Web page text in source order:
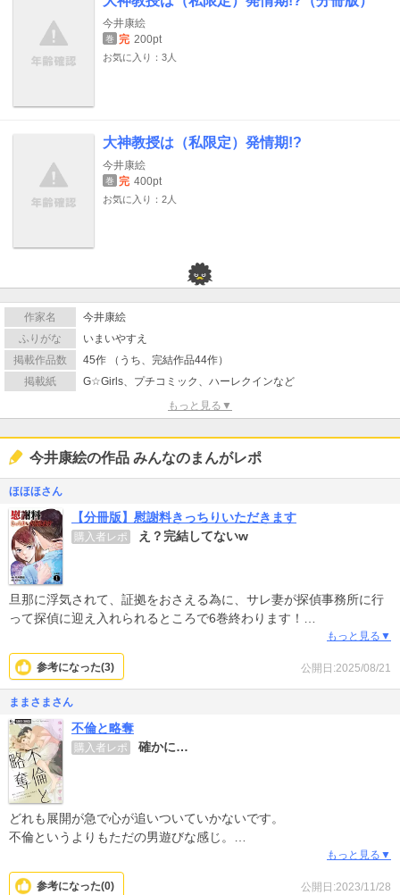
今井康絵
巻 完 200pt
お気に入り：3人
大神教授は（私限定）発情期!?
今井康絵
巻 完 400pt
お気に入り：2人
作家名
今井康絵
ふりがな
いまいやすえ
掲載作品数
45作 （うち、完結作品44作）
掲載紙
G☆Girls、プチコミック、ハーレクインなど
もっと見る▼
今井康絵の作品 みんなのまんがレポ
ほほほさん
【分冊版】慰謝料きっちりいただきます
購入者レポ え？完結してないw
旦那に浮気されて、証拠をおさえる為に、サレ妻が探偵事務所に行
って探偵に迎え入れられるところで6巻終わります！
全然完結してないというか、まだだれと浮気してるかもわかってな
いので始まってもいないと言ったら変だけど、そのレベルです。
本当にこれで完結ならポイント返してほしい！！！！
ここで終わるなら何見せられたの？ってレベル
もっと見る▼
公開日:2025/08/21
参考になった(3)
ままさまさん
不倫と略奪
購入者レポ 確かに…
どれも展開が急で心が追いついていかないです。
不倫というよりもただの男遊びな感じ。
もっと見る▼
公開日:2023/11/28
参考になった(0)